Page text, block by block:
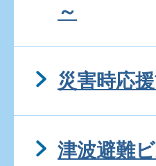
～
災害時応
津波避難